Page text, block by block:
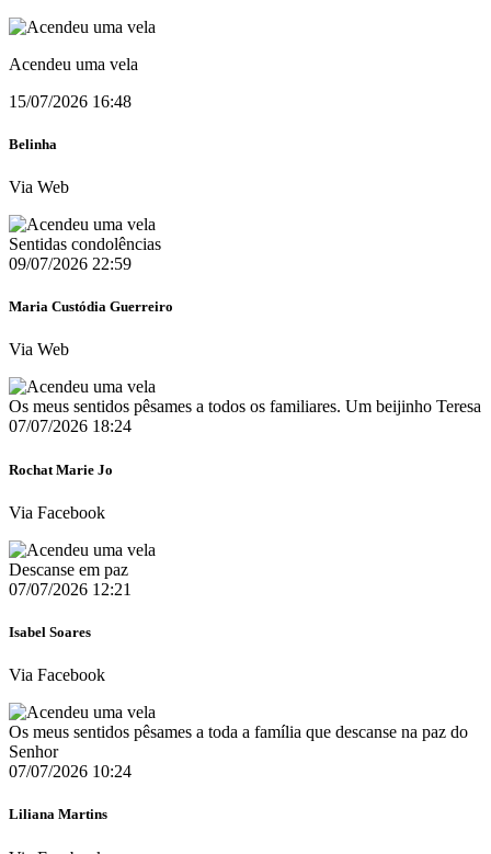
Acendeu uma vela
15/07/2026 16:48
Belinha
Via Web
Sentidas condolências
09/07/2026 22:59
Maria Custódia Guerreiro
Via Web
Os meus sentidos pêsames a todos os familiares. Um beijinho Teresa
07/07/2026 18:24
Rochat Marie Jo
Via Facebook
Descanse em paz
07/07/2026 12:21
Isabel Soares
Via Facebook
Os meus sentidos pêsames a toda a família que descanse na paz do
Senhor
07/07/2026 10:24
Liliana Martins